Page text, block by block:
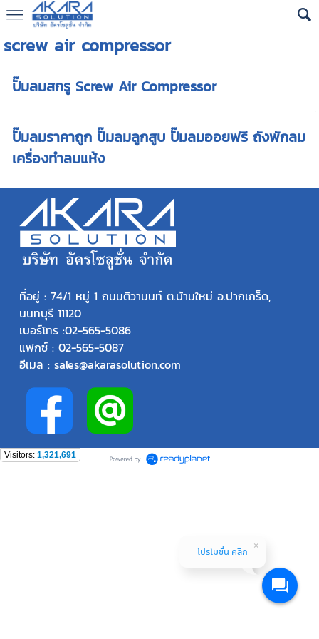
screw air compressor
ปั๊มลมสกรู Screw Air Compressor
ปั๊มลมราคาถูก ปั๊มลมลูกสูบ ปั๊มลมออยฟรี ถังพักลม
เครื่องทำลมแห้ง
ที่อยู่ : 74/1 หมู่ 1 ถนนติวานนท์ ต.บ้านใหม่ อ.ปากเกร็ด,
นนทบุรี 11120
เบอร์โทร :02-565-5086
แฟกซ์ : 02-565-5087
อีเมล : sales@akarasolution.com
Visitors: 1,321,691
โปรโมชั่น คลิก